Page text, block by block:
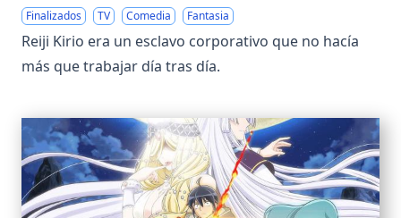
Finalizados TV Comedia Fantasia
Reiji Kirio era un esclavo corporativo que no hacía
más que trabajar día tras día.